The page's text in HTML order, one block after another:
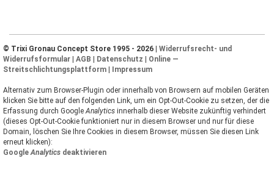
© Trixi Gronau Concept Store 1995 - 2026 | Widerrufsrecht- und
Widerrufsformular | AGB | Datenschutz | Online —
Streitschlichtungsplattform | Impressum
Alternativ zum Browser-Plugin oder innerhalb von Browsern auf mobilen Geräten
klicken Sie bitte auf den folgenden Link, um ein Opt-Out-Cookie zu setzen, der die
Erfassung durch Google Analytics innerhalb dieser Website zukünftig verhindert
(dieses Opt-Out-Cookie funktioniert nur in diesem Browser und nur für diese
Domain, löschen Sie Ihre Cookies in diesem Browser, müssen Sie diesen Link
erneut klicken):
Google Analytics deaktivieren